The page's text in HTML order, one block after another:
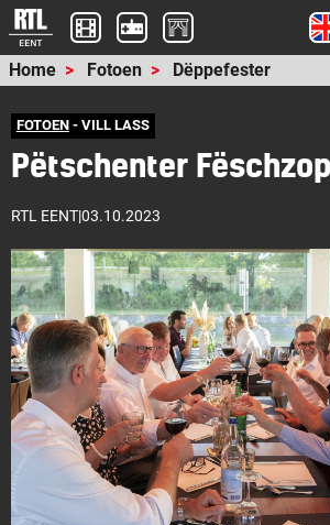
Home Fotoen Dëppefester
FOTOEN- VILL LASS
Pëtschenter
RTL EENT|03.10.2023